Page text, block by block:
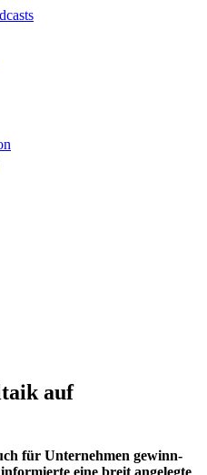
auf
für Unter­neh­men gewinn­
eine breit ange­leg­te